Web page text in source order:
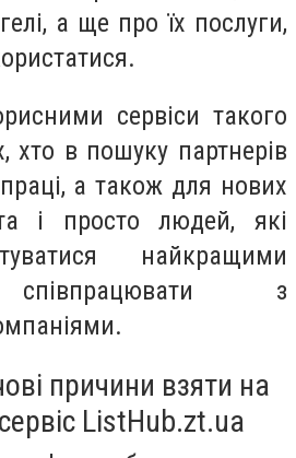
а ще про їх послуги,
сервіси такого
хто в пошуку партнерів
а також для нових
і просто людей, які
найкращими
з
причини взяти на
ListHub.zt.ua